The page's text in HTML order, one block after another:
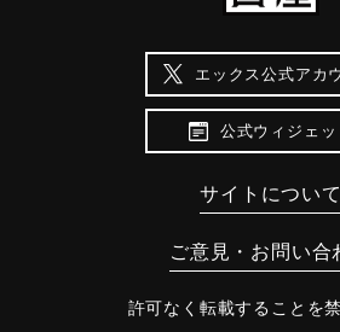
エックス公式アカ
公式ウィジェッ
サイトについて
ご意見・お問い合
許可なく転載することを禁